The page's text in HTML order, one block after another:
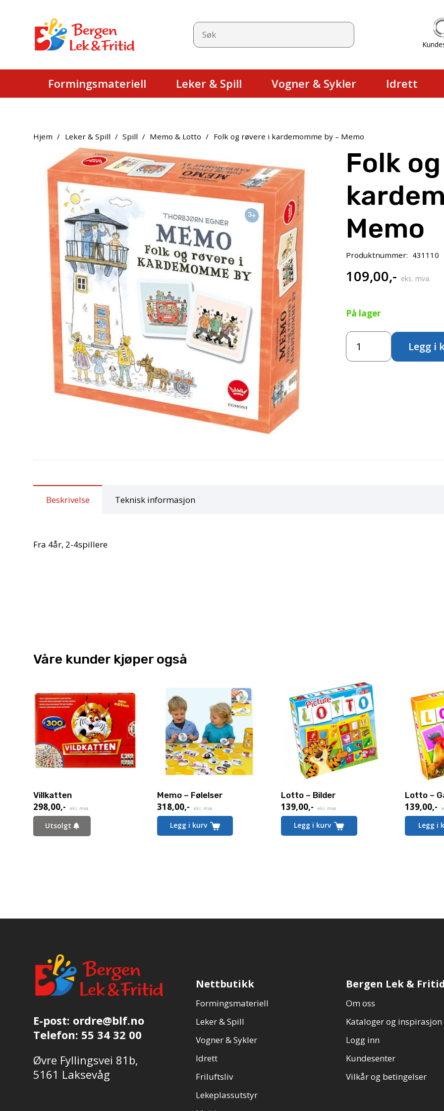
Formingsmateriell Leker & Spill Vogner & Sykler Idrett
Hjem / Leker & Spill / Spill / Memo & Lotto / Folk og røvere i kardemomme by – Memo
Folk
Memo
Produktnummer: 431110
109,00,- eks. mva.
På lager
Folk
røvere
Legg i
Beskrivelse Teknisk informasjon
Fra 4år, 2-4spillere
Våre kunder kjøper også
Villkatten
298,00,- eks. mva.
Utsolgt
Memo – Følelser
318,00,- eks. mva.
Legg i kurv
Lotto – Bilder
139,00,- eks. mva.
Legg i kurv
Lotto –
139,00,-
Legg i
E-post: ordre@blf.no
Telefon: 55 34 32 00
Øvre Fyllingsvei 81b,
5161 Laksevåg
Nettbutikk
Formingsmateriell
Leker & Spill
Vogner & Sykler
Idrett
Friluftsliv
Lekeplassutstyr
Bergen Lek &
Om oss
Kataloger og inspirasjon
Logg inn
Kundesenter
Vilkår og betingelser